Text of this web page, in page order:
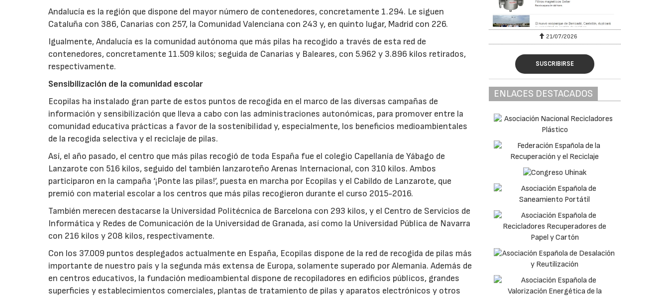
Andalucía es la región que dispone del mayor número de contenedores, concretamente 1.294. Le siguen
Cataluña con 386, Canarias con 257, la Comunidad Valenciana con 243 y, en quinto lugar, Madrid con 226.
Igualmente, Andalucía es la comunidad autónoma que más pilas ha recogido a través de esta red de
contenedores, concretamente 11.509 kilos; seguida de Canarias y Baleares, con 5.962 y 3.896 kilos retirados,
respectivamente.
Sensibilización de la comunidad escolar
Ecopilas ha instalado gran parte de estos puntos de recogida en el marco de las diversas campañas de
información y sensibilización que lleva a cabo con las administraciones autonómicas, para promover entre la
comunidad educativa prácticas a favor de la sostenibilidad y, especialmente, los beneficios medioambientales
de la recogida selectiva y el reciclaje de pilas.
Así, el año pasado, el centro que más pilas recogió de toda España fue el colegio Capellanía de Yábago de
Lanzarote con 516 kilos, seguido del también lanzaroteño Arenas Internacional, con 310 kilos. Ambos
participaron en la campaña ‘¡Ponte las pilas!’, puesta en marcha por Ecopilas y el Cabildo de Lanzarote, que
premió con material escolar a los centros que más pilas recogieron durante el curso 2015-2016.
También merecen destacarse la Universidad Politécnica de Barcelona con 293 kilos, y el Centro de Servicios de
Informática y Redes de Comunicación de la Universidad de Granada, así como la Universidad Pública de Navarra
con 216 kilos y 208 kilos, respectivamente.
Con los 37.009 puntos desplegados actualmente en España, Ecopilas dispone de la red de recogida de pilas más
importante de nuestro país y la segunda más extensa de Europa, solamente superado por Alemania. Además de
en centros educativos, la fundación medioambiental dispone de recopiladores en edificios públicos, grandes
superficies y establecimientos comerciales, plantas de tratamiento de pilas y aparatos electrónicos y otros
21/07/2026
SUSCRIBIRSE
ENLACES DESTACADOS